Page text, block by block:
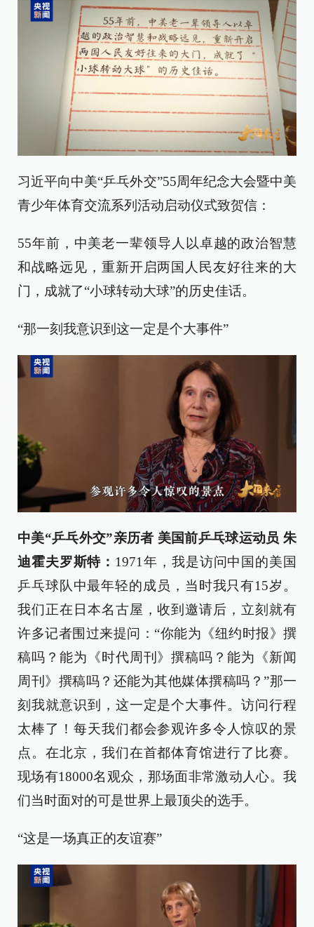
习近平向中美“乒乓外交”55周年纪念大会暨中美
青少年体育交流系列活动启动仪式致贺信：
55年前，中美老一辈领导人以卓越的政治智慧
和战略远见，重新开启两国人民友好往来的大
门，成就了“小球转动大球”的历史佳话。
“那一刻我意识到这一定是个大事件”
中美“乒乓外交”亲历者 美国前乒乓球运动员 朱
迪霍夫罗斯特： 1971年，我是访问中国的美国
乒乓球队中最年轻的成员，当时我只有15岁。
我们正在日本名古屋，收到邀请后，立刻就有
许多记者围过来提问：“你能为《纽约时报》撰
稿吗？能为《时代周刊》撰稿吗？能为《新闻
周刊》撰稿吗？还能为其他媒体撰稿吗？”那一
刻我就意识到，这一定是个大事件。访问行程
太棒了！每天我们都会参观许多令人惊叹的景
点。在北京，我们在首都体育馆进行了比赛。
现场有18000名观众，那场面非常激动人心。我
们当时面对的可是世界上最顶尖的选手。
“这是一场真正的友谊赛”